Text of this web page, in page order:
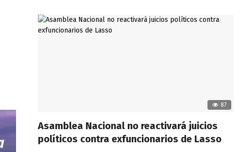
87
Asamblea Nacional no reactivará juicios
políticos contra exfuncionarios de Lasso